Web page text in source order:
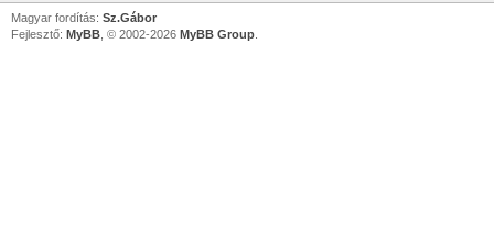
Magyar fordítás: Sz.Gábor
Fejlesztő: MyBB , © 2002-2026 MyBB Group